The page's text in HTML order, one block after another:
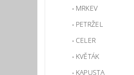
MRKEV
PETRŽEL
CELER
KVĚTÁK
KAPUSTA